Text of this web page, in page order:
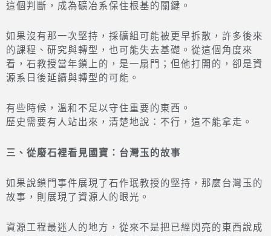
這個判斷，成為礦冶系保住根基的關鍵。
如果沒有那一次堅持，採礦組可能被更早拆散，許多後來
的課程、研究與轉型，也可能失去基礎。從這個角度來
看，石教授當年鎖上的，是一扇門；但他打開的，卻是資
源系日後延續與轉型的可能。
有些時候，溫和不足以守住重要的東西。
歷史需要有人站出來，清楚地說：不行，這不能拿走。
三、從廢石裡看見國寶：台灣玉的故事
如果說鎖門事件展現了石作珉教授的堅持，那麼台灣玉的
故事，則展現了資源人的眼光。
資源工程最迷人的地方，從來不是把已經閃亮的東西說成